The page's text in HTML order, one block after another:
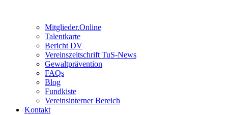
Mitglieder.Online
Talentkarte
Bericht DV
Vereinszeitschrift TuS-News
Gewaltprävention
FAQs
Blog
Fundkiste
Vereinsinterner Bereich
Kontakt